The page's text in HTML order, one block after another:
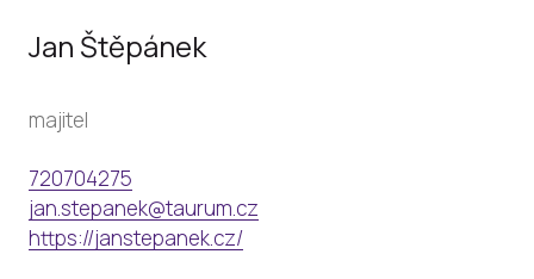
Jan Štěpánek
majitel
720704275
jan.stepanek@taurum.cz
https://janstepanek.cz/